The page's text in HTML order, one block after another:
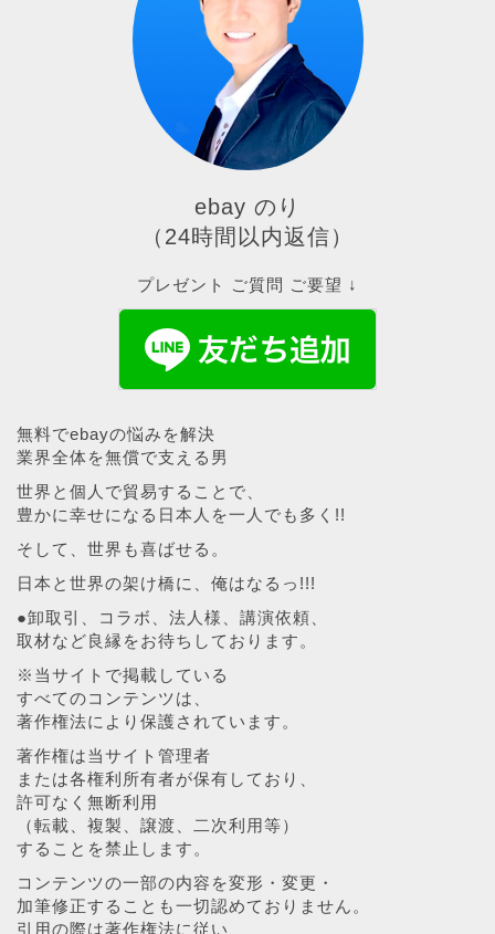
ebay のり
（24時間以内返信）
プレゼント ご質問 ご要望 ↓
無料でebayの悩みを解決
業界全体を無償で支える男
世界と個人で貿易することで、
豊かに幸せになる日本人を一人でも多く!!
そして、世界も喜ばせる。
日本と世界の架け橋に、俺はなるっ!!!
●卸取引、コラボ、法人様、講演依頼、
取材など良縁をお待ちしております。
※当サイトで掲載している
すべてのコンテンツは、
著作権法により保護されています。
著作権は当サイト管理者
または各権利所有者が保有しており、
許可なく無断利用
（転載、複製、譲渡、二次利用等）
することを禁止します。
コンテンツの一部の内容を変形・変更・
加筆修正することも一切認めておりません。
引用の際は著作権法に従い、